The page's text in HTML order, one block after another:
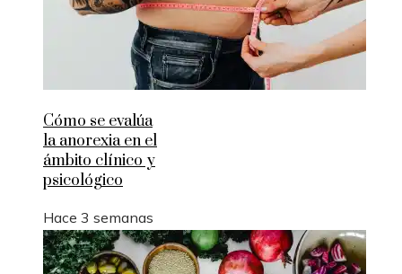
Cómo se evalúa
la anorexia en el
ámbito clínico y
psicológico
Hace 3 semanas